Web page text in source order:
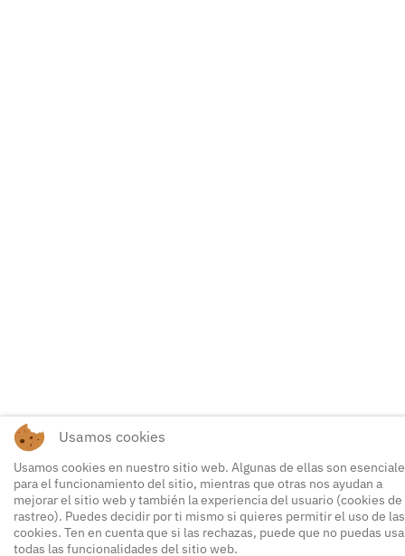
Usamos cookies
Usamos cookies en nuestro sitio web. Algunas de ellas son
para el funcionamiento del sitio, mientras que otras nos ayudan a
mejorar el sitio web y también la experiencia del usuario (cookies de
rastreo). Puedes decidir por ti mismo si quieres permitir el uso de las
cookies. Ten en cuenta que si las rechazas, puede que no puedas
todas las funcionalidades del sitio web.